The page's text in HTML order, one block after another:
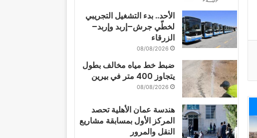
الأحد.. بدء التشغيل التجريبي
لخطّي جرش–إربد وإربد–
الزرقاء
08/08/2026
ضبط خط مياه مخالف بطول
يتجاوز 400 متر في بيرين
08/08/2026
هندسة عمان الأهلية تحصد
المركز الأول بمسابقة مشاريع
النقل والمرور